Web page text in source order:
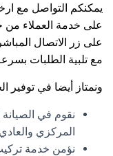
يمكنكم التواصل مع
على خدمة العملاء من
على زر الاتصال
مع تلبية الطلبات
ونمتاز أيضا في توفير
نقوم في الصيانة
المركزي
نؤمن خدمة